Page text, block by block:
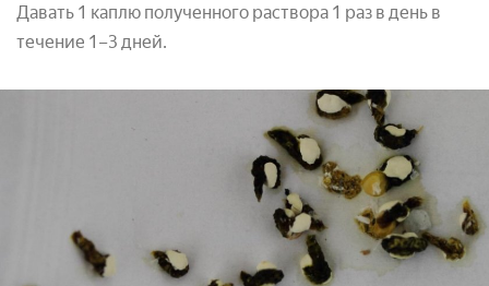
Давать 1 каплю полученного раствора 1 раз в день в
течение 1–3 дней.